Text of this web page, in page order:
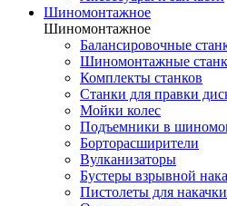
Шиномонтажное
Шиномонтажное
Балансировочные
Шиномонтажные
Комплекты станков
Станки для правки
Мойки колес
Подъемники в
Борторасширители
Вулканизаторы
Бустеры взрывной
Пистолеты для